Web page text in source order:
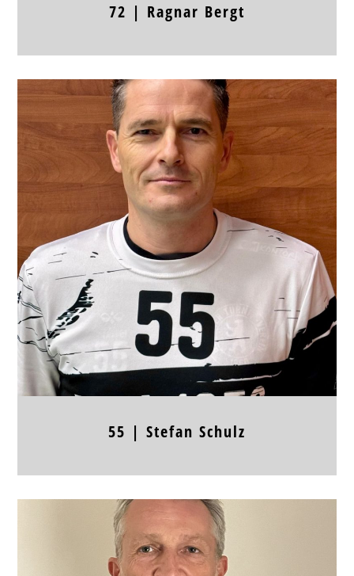
72 | Ragnar Bergt
Position
LA, RL
Jahrgang
Körpergröße
Frühere Stationen
55 | Stefan Schulz
Position